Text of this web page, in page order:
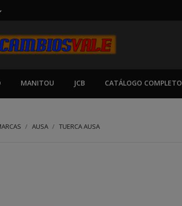
MANITOU JCB CATÁLOGO COMPLETO
AUSA TUERCA AUSA